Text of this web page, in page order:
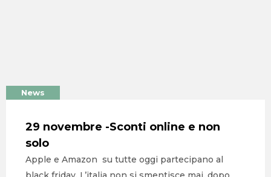
News
29 novembre -Sconti online e non
solo
Apple e Amazon su tutte oggi partecipano al